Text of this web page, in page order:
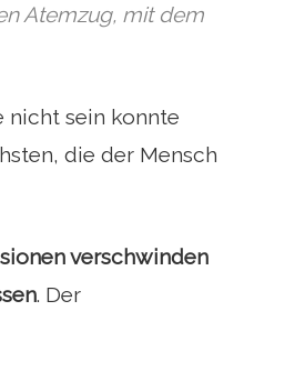
Atemzug, mit dem
nicht sein konnte
die der Mensch
verschwinden
. Der